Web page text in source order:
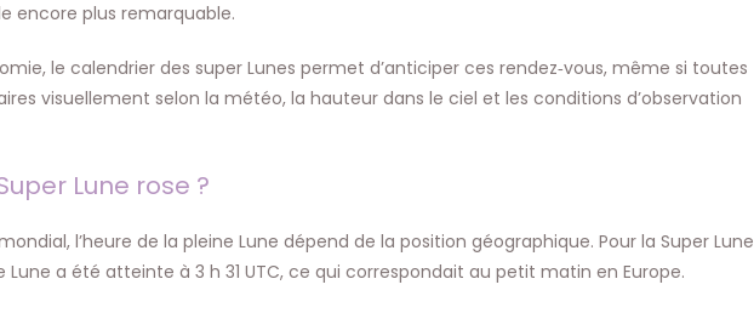
encore plus remarquable.
le calendrier des super Lunes permet d’anticiper ces rendez‑vous, même si toutes
visuellement selon la météo, la hauteur dans le ciel et les conditions d’observation
Lune rose ?
l’heure de la pleine Lune dépend de la position géographique. Pour la Super Lune
Lune a été atteinte à 3 h 31 UTC, ce qui correspondait au petit matin en Europe.